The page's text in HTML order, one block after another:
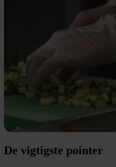
De vigtigste pointer